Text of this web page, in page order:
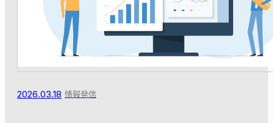
2026.03.18 情報発信